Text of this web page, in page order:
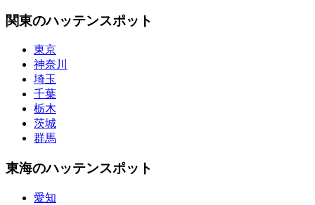
関東のハッテンスポット
東京
神奈川
埼玉
千葉
栃木
茨城
群馬
東海のハッテンスポット
愛知